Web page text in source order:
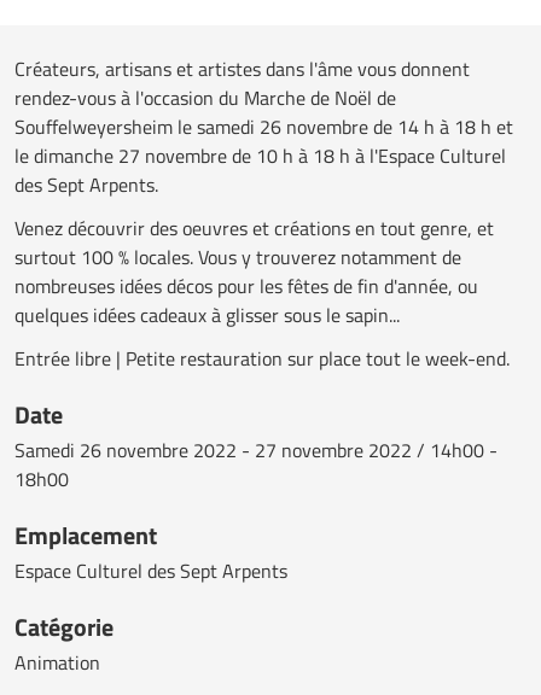
Créateurs, artisans et artistes dans l'âme vous donnent
rendez-vous à l'occasion du Marche de Noël de
Souffelweyersheim le samedi 26 novembre de 14 h à 18 h et
le dimanche 27 novembre de 10 h à 18 h à l'Espace Culturel
des Sept Arpents.
Venez découvrir des oeuvres et créations en tout genre, et
surtout 100 % locales. Vous y trouverez notamment de
nombreuses idées décos pour les fêtes de fin d'année, ou
quelques idées cadeaux à glisser sous le sapin...
Entrée libre | Petite restauration sur place tout le week-end.
Date
Samedi 26 novembre 2022 - 27 novembre 2022 / 14h00 -
18h00
Emplacement
Espace Culturel des Sept Arpents
Catégorie
Animation